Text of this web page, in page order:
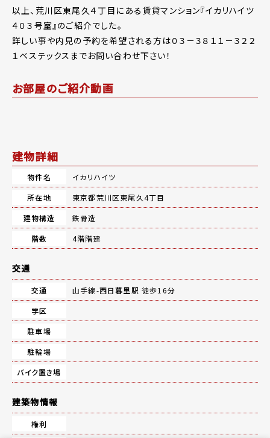
以上、荒川区東尾久４丁目にある賃貸マンション『イカリハイツ
４０３号室』のご紹介でした。
詳しい事や内見の予約を希望される方は０３－３８１１－３２２
１ベステックスまでお問い合わせ下さい！
お部屋のご紹介動画
建物詳細
物件名
イカリハイツ
所在地
東京都荒川区東尾久4丁目
建物構造
鉄骨造
階数
4階階建
交通
交通 山手線-西日暮里駅 徒歩16分
学区
駐車場
駐輪場
バイク置き場
建築物情報
権利